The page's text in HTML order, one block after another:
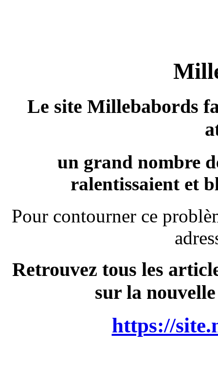
Le site Millebabords
un grand nombre
ralentissaient et
Pour contourner ce
Retrouvez tous les
sur la
https://